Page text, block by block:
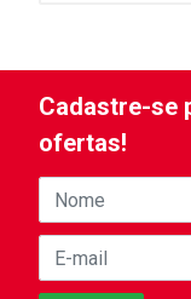
Cadastre-se
ofertas!